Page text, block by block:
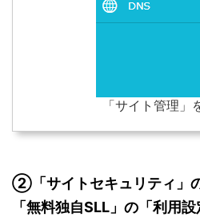
「サイト管理」
②「サイトセキュリティ」
「無料独自SLL」の「利用設